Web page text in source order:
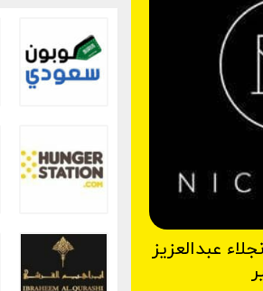
عبدالعزيز